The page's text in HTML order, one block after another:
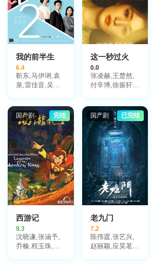
我的前半生
6.4
靳东,马伊琍,袁
泉,雷佳音,吴越,
婷,张棪琰,孔维,
栾元晖,侯岩松,
魏之皓,王天泽,
郑罗茜,宋允皓,
徐才根,啜妮,任
洛敏,张兰,茹天,
闵天浩,是安,郭
彤彤,陈冠宁,杨
梅,孙语涵,徐晟,
关雪盈,毕涵文,
凌孜,陆玲,程宏,
李宏磊,黄婧,谭
凯,于明加,任东
霖,张衣,黄澜
这一秒过火
0.0
张凌赫,王楚然,
付辛博,徐振轩,
莫愁,毛孩,鹿骐,
苇青,刘令姿,康
可人,陈东阳,黄
博远,斓曦,张弓,
金俊秀,陈欣予
国产剧 完结
西游记
9.3
沈晓谦,张涵予,
乔榛,程玉珠,刘
国产剧 已完结
老九门
7.2
陈伟霆,张艺兴,
赵丽颖,应昊茗,